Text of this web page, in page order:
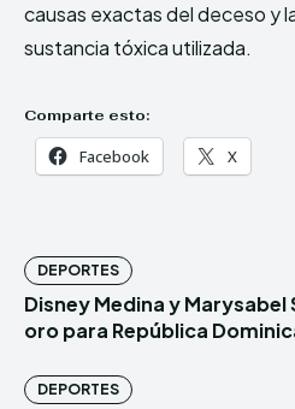
causas exactas del deceso y
sustancia tóxica utilizada.
Comparte esto:
Facebook X
DEPORTES
Disney Medina y
oro para República
DEPORTES